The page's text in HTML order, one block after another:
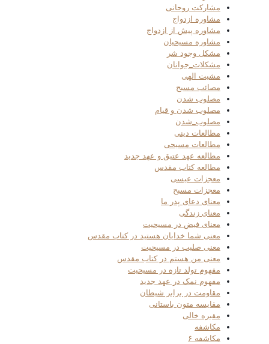
مشارکت روحانی
مشاوره ازدواج
مشاوره پیش از ازدواج
مشاوره مسیحیان
مشکل وجود شر
مشکلات_جوانان
مشیت الهی
مصائب مسیح
مصلوب شدن
مصلوب شدن و قیام
مصلوب_شدن
مطالعات دینی
مطالعات مسیحی
مطالعه عهد عتیق و عهد جدید
مطالعه کتاب مقدس
معجزات عیسی
معجزات مسیح
معنای دعای پدر ما
معنای زندگی
معنای فیض در مسیحیت
معنی شما خدایان هستید در کتاب مقدس
معنی صلیب در مسیحیت
معنی من هستم در کتاب مقدس
مفهوم تولد تازه در مسیحیت
مفهوم نمک در عهد جدید
مقاومت در برابر شیطان
مقایسه متون باستانی
مقبره خالی
مکاشفه
مکاشفه ۶